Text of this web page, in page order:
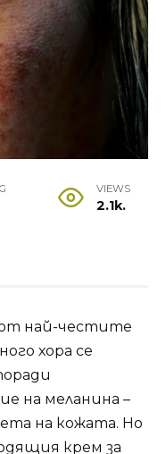
VIEWS
2.1k.
най-честите
хора се
на меланина –
на кожата. Но
крем за